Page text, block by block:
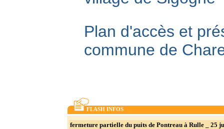
Plan d'accès et
commune de
FLASH INFOS
fermeture partielle du puits de Pontreau à Rulle _ 25